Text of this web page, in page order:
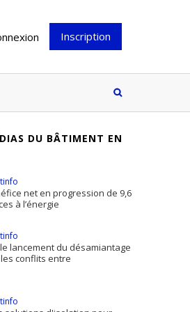
Inscription
ses formes a-t-
dans un monde
de bains : gagner
DU BÂTIMENT EN
net en progression de 9,6
à l’énergie
lancement du désamiantage
conflits entre